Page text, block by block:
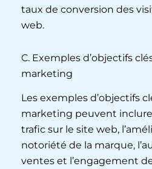
taux de conversion des
web.
C. Exemples d’objectifs
marketing
Les exemples d’objectifs
marketing peuvent
trafic sur le site web,
notoriété de la marque,
ventes et l’engagement